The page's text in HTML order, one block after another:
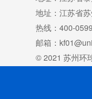
地址：江苏省
热线：400-
邮箱：
© 2021 苏州环